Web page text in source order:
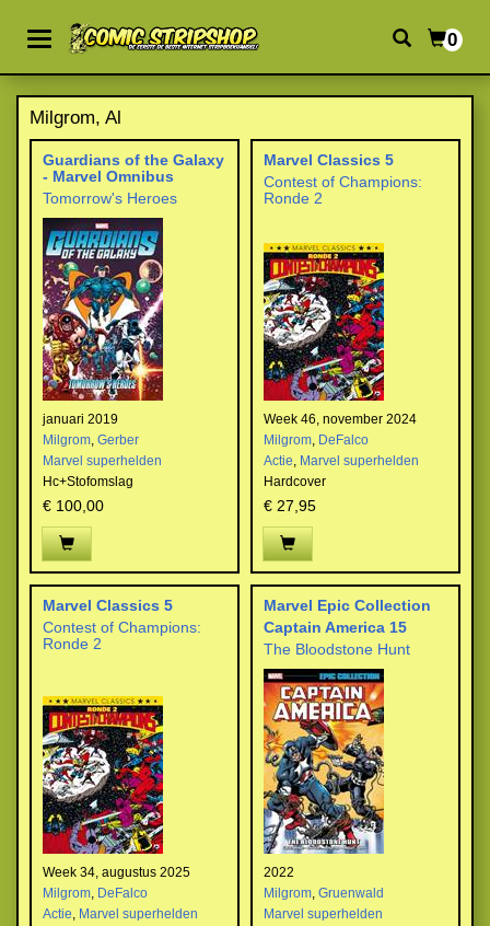
0
Milgrom, Al
Guardians of the Galaxy
- Marvel Omnibus
Tomorrow's Heroes
januari 2019
Milgrom, Gerber
Marvel superhelden
Hc+Stofomslag
€ 100,00
Marvel Classics 5
Contest of Champions:
Ronde 2
Week 46, november 2024
Milgrom, DeFalco
Actie, Marvel superhelden
Hardcover
€ 27,95
Marvel Classics 5
Contest of Champions:
Ronde 2
Week 34, augustus 2025
Milgrom, DeFalco
Actie, Marvel superhelden
Marvel Epic Collection
Captain America 15
The Bloodstone Hunt
2022
Milgrom, Gruenwald
Marvel superhelden